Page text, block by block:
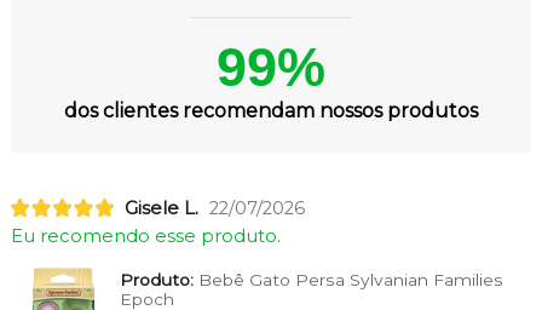
99%
dos clientes recomendam nossos produtos
Gisele L. 22/07/2026
Eu recomendo esse produto.
Produto:Bebê Gato Persa Sylvanian Families
Epoch